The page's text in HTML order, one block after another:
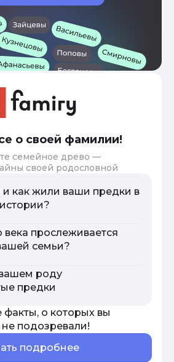
о своей фамилии!
семейное древо —
своей родословной
как жили ваши предки в
века прослеживается
семьи?
вашем роду
предки
факты, о которых вы
подозревали!
подробнее